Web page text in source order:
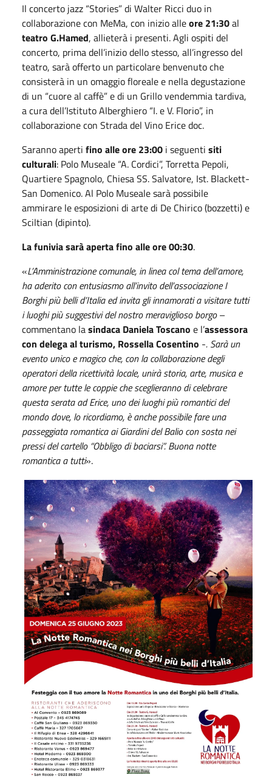
Il concerto jazz “Stories” di Walter Ricci duo in
collaborazione con MeMa, con inizio alleore 21:30al
teatro G.Hamed, allieterà i presenti. Agli ospiti del
concerto, prima dell’inizio dello stesso, all’ingresso del
teatro, sarà offerto un particolare benvenuto che
consisterà in un omaggio floreale e nella degustazione
di un “cuore al caffè” e di un Grillo vendemmia tardiva,
a cura dell’Istituto Alberghiero “I. e V. Florio”, in
collaborazione con Strada del Vino Erice doc.
Saranno aperti fino alle ore 23:00 i seguenti siti
culturali: Polo Museale “A. Cordici”, Torretta Pepoli,
Quartiere Spagnolo, Chiesa SS. Salvatore, Ist. Blackett-
San Domenico. Al Polo Museale sarà possibile
ammirare le esposizioni di arte di De Chirico (bozzetti) e
Sciltian (dipinto).
La funivia sarà aperta fino alle ore 00:30.
«L’Amministrazione comunale, in linea col tema dell’amore,
ha aderito con entusiasmo all’invito dell’associazione I
Borghi più belli d’Italia ed invita gli innamorati a visitare tutti
i luoghi più suggestivi del nostro meraviglioso borgo–
commentano lasindaca Daniela Toscano e l’assessora
con delega al turismo, Rossella Cosentino -. Sarà un
evento unico e magico che, con la collaborazione degli
operatori della ricettività locale, unirà storia, arte, musica e
amore per tutte le coppie che sceglieranno di celebrare
questa serata ad Erice, uno dei luoghi più romantici del
mondo dove, lo ricordiamo, è anche possibile fare una
passeggiata romantica ai Giardini del Balio con sosta nei
pressi del cartello “Obbligo di baciarsi”. Buona notte
romantica a tutti».